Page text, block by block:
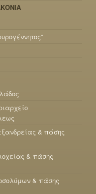
& πάσης
& πάσης
& πάσης